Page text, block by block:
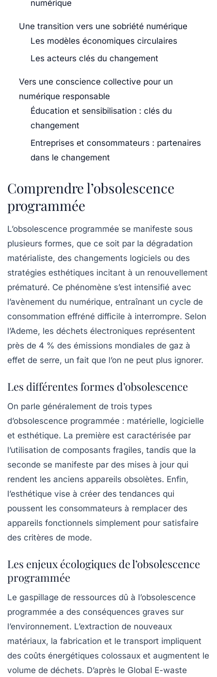
numérique
Une transition vers une sobriété numérique
Les modèles économiques circulaires
Les acteurs clés du changement
Vers une conscience collective pour un
numérique responsable
Éducation et sensibilisation : clés du
changement
Entreprises et consommateurs : partenaires
dans le changement
Comprendre l’obsolescence
programmée
L’obsolescence programmée se manifeste sous
plusieurs formes, que ce soit par la dégradation
matérialiste, des changements logiciels ou des
stratégies esthétiques incitant à un renouvellement
prématuré. Ce phénomène s’est intensifié avec
l’avènement du numérique, entraînant un cycle de
consommation effréné difficile à interrompre. Selon
l’Ademe, les déchets électroniques représentent
près de 4 % des émissions mondiales de gaz à
effet de serre, un fait que l’on ne peut plus ignorer.
Les différentes formes d’obsolescence
On parle généralement de trois types
d’obsolescence programmée : matérielle, logicielle
et esthétique. La première est caractérisée par
l’utilisation de composants fragiles, tandis que la
seconde se manifeste par des mises à jour qui
rendent les anciens appareils obsolètes. Enfin,
l’esthétique vise à créer des tendances qui
poussent les consommateurs à remplacer des
appareils fonctionnels simplement pour satisfaire
des critères de mode.
Les enjeux écologiques de l’obsolescence
programmée
Le gaspillage de ressources dû à l’obsolescence
programmée a des conséquences graves sur
l’environnement. L’extraction de nouveaux
matériaux, la fabrication et le transport impliquent
des coûts énergétiques colossaux et augmentent le
volume de déchets. D’après le Global E-waste